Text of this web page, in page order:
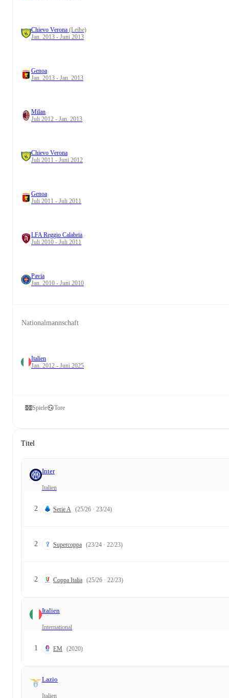
Chievo Verona (Leihe)
Jan. 2013 - Juni 2013
Genoa
Jan. 2013 - Jan. 2013
Milan
Juli 2012 - Jan. 2013
Chievo Verona
Juli 2011 - Juni 2012
Genoa
Juli 2011 - Juli 2011
LFA Reggio Calabria
Juli 2010 - Juli 2011
Pavia
Jan. 2010 - Juni 2010
Nationalmannschaft
Italien
Jan. 2012 - Juni 2025
Spiele Tore
Titel
Inter
Italien
2 Serie A (25/26 · 23/24)
2 Supercoppa (23/24 · 22/23)
2 Coppa Italia (25/26 · 22/23)
Italien
International
1 EM (2020)
Lazio
Italien